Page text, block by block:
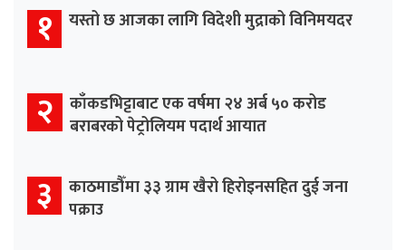
१ यस्तो छ आजका लागि विदेशी मुद्राको विनिमयदर
२ काँकडभिट्टाबाट एक वर्षमा २४ अर्ब ५० करोड
बराबरको पेट्रोलियम पदार्थ आयात
३ काठमाडौँमा ३३ ग्राम खैरो हिरोइनसहित दुई जना
पक्राउ